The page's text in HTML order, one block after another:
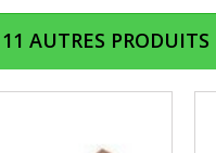
11 AUTRES